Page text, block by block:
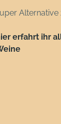
erfahrt ihr